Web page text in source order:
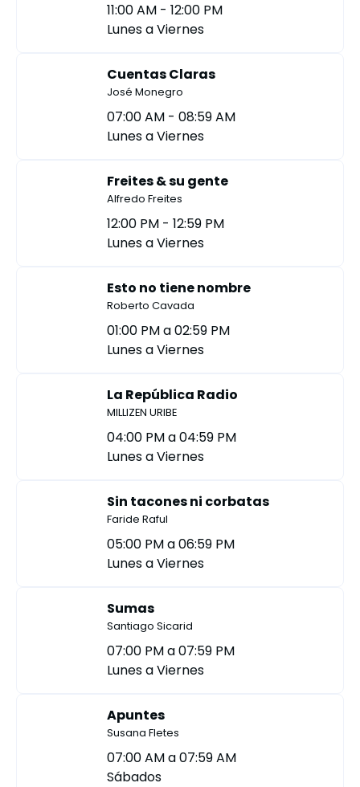
11:00 AM - 12:00 PM
Lunes a Viernes
Cuentas Claras
José Monegro
07:00 AM - 08:59 AM
Lunes a Viernes
Freites & su gente
Alfredo Freites
12:00 PM - 12:59 PM
Lunes a Viernes
Esto no tiene nombre
Roberto Cavada
01:00 PM a 02:59 PM
Lunes a Viernes
La República Radio
MILLIZEN URIBE
04:00 PM a 04:59 PM
Lunes a Viernes
Sin tacones ni corbatas
Faride Raful
05:00 PM a 06:59 PM
Lunes a Viernes
Sumas
Santiago Sicarid
07:00 PM a 07:59 PM
Lunes a Viernes
Apuntes
Susana Fletes
07:00 AM a 07:59 AM
Sábados